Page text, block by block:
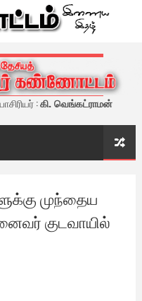
இதழ்
:கி. வெங்கட்ராமன்
முந்தைய
குடவாயில்